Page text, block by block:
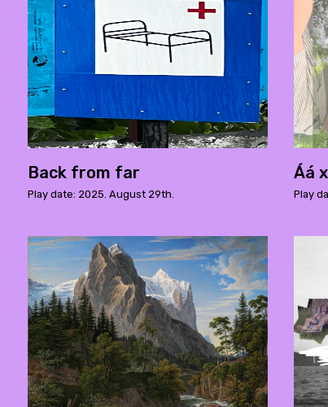
Back from far
Play date: 2025. August 29th.
Áá
Play